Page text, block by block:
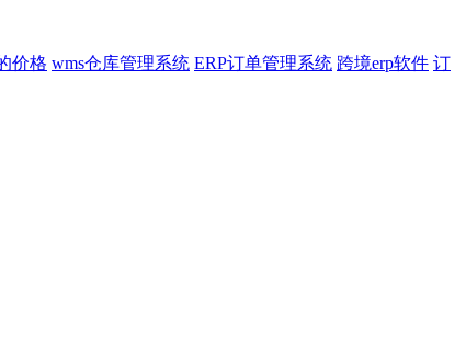
价格 wms仓库管理系统 ERP订单管理系统 跨境erp软件 订